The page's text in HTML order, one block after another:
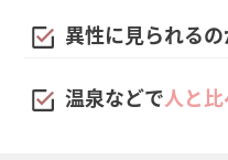
異性に見られる
温泉などで人と